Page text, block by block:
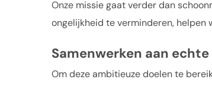
Onze missie gaat verder dan
ongelijkheid te verminderen, helpen
Samenwerken aan
Om deze ambitieuze doelen te